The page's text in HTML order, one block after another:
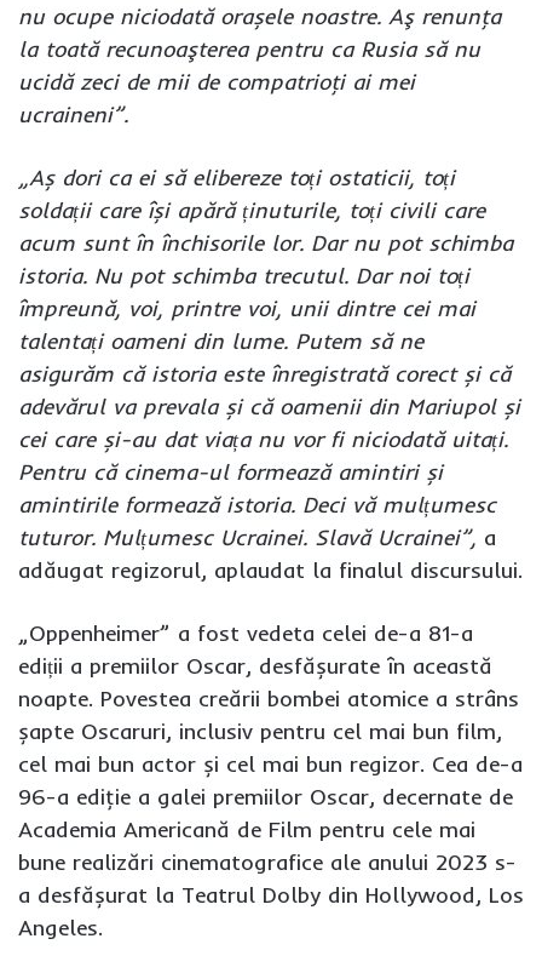
nu ocupe niciodată orașele noastre. Aş renunţa
la toată recunoaşterea pentru ca Rusia să nu
ucidă zeci de mii de compatrioţi ai mei
ucraineni”.
„Aș dori ca ei să elibereze toți ostaticii, toți
soldații care își apără ținuturile, toți civili care
acum sunt în închisorile lor. Dar nu pot schimba
istoria. Nu pot schimba trecutul. Dar noi toți
împreună, voi, printre voi, unii dintre cei mai
talentați oameni din lume. Putem să ne
asigurăm că istoria este înregistrată corect și că
adevărul va prevala și că oamenii din Mariupol și
cei care și-au dat viața nu vor fi niciodată uitați.
Pentru că cinema-ul formează amintiri și
amintirile formează istoria. Deci vă mulțumesc
tuturor. Mulțumesc Ucrainei. Slavă Ucrainei”, a
adăugat regizorul, aplaudat la finalul discursului.
​„Oppenheimer” a fost vedeta celei de-a 81-a
ediții a premiilor Oscar, desfășurate în această
noapte. Povestea creării bombei atomice a strâns
șapte Oscaruri, inclusiv pentru cel mai bun film,
cel mai bun actor și cel mai bun regizor. Cea de-a
96-a ediţie a galei premiilor Oscar, decernate de
Academia Americană de Film pentru cele mai
bune realizări cinematografice ale anului 2023 s-
a desfășurat la Teatrul Dolby din Hollywood, Los
Angeles.